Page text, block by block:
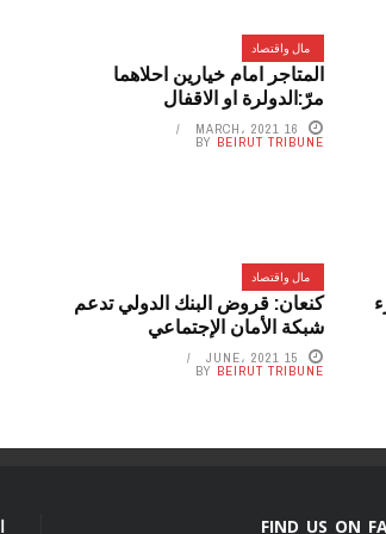
مال واقتصاد
المتاجر امام خيارين احلاهما
مرّ:الدولرة او الاقفال
16 MARCH، 2021
BY BEIRUT TRIBUNE
مال واقتصاد
كنعان: قروض البنك الدولي تدعم
شبكة الأمان الإجتماعي
15 JUNE، 2021
BY BEIRUT TRIBUNE
FIND US ON